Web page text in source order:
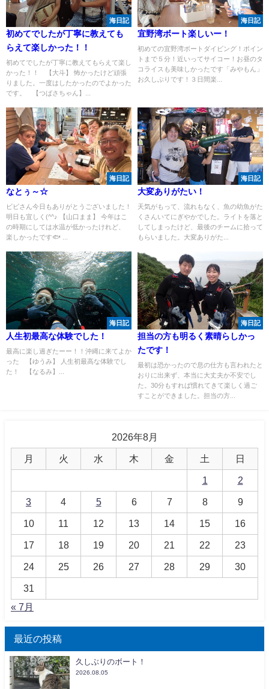
海日記
初めてでしたが丁寧に教えても
らえて楽しかった！！
初めてでしたが丁寧に教えてもらえて楽し
かった！！ 【大斗】 怖かったけど頑張
りました。一度はしたかったのでよかった
です。 【つばさちゃん】...
海日記
宜野湾ボート楽しいー！
初めての宜野湾ボートダイビング！ポイン
トまで５分！近いってサイコー！お昼のタ
コライスも美味しかったです「みやもん」
お久しぶりです！３日間楽...
海日記
なとぅ～☆
ビビさん今日もありがとうございました！
明日も宜しく(^^♪ 【山口まま】 今年はこ
の時期にしては水温が低かったけれど、
楽しかったです🐟 ...
海日記
大変ありがたい！
天気がもって、流れもなく、魚の幼魚がた
くさんいてにぎやかでした。ライトを落と
してしまったけど、最後のチームに拾って
もらいました。大変ありがた...
海日記
人生初最高な体験でした！
最高に楽し過ぎたーー！！沖縄に来てよか
った 【ゆうみ】 人生初最高な体験でし
た！ 【なるみ】...
海日記
担当の方も明るく素晴らしかっ
たです！
最初は恐かったので息の仕方も言われたと
おりに出来ず、本当に大丈夫か不安でし
た。30分もすれば慣れてきて楽しく過ご
すことができました。担当の方...
2026年8月
月 火 水 木 金 土 日
1 2
3 4 5 6 7 8 9
10 11 12 13 14 15 16
17 18 19 20 21 22 23
24 25 26 27 28 29 30
31
« 7月
最近の投稿
久しぶりのボート！
2026.08.05